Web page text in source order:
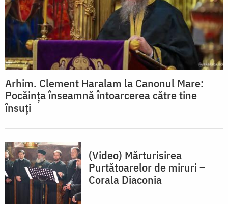
Arhim. Clement Haralam la Canonul Mare:
Pocăința înseamnă întoarcerea către tine
însuți
(Video) Mărturisirea
Purtătoarelor de miruri –
Corala Diaconia